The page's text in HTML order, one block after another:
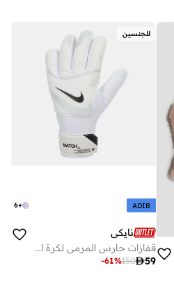
للجنسين
+
6 ADIB
نايكي
قفازات حارس المرمى لكرة القدم ماتش للاطفال
59
150
-61%